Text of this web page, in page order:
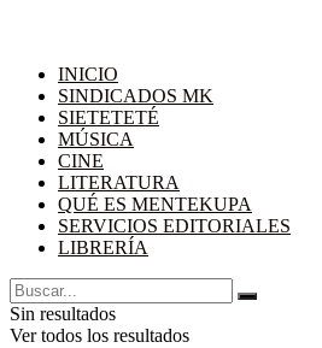
INICIO
SINDICADOS MK
SIETETETÉ
MÚSICA
CINE
LITERATURA
QUÉ ES MENTEKUPA
SERVICIOS EDITORIALES
LIBRERÍA
Sin resultados
Ver todos los resultados